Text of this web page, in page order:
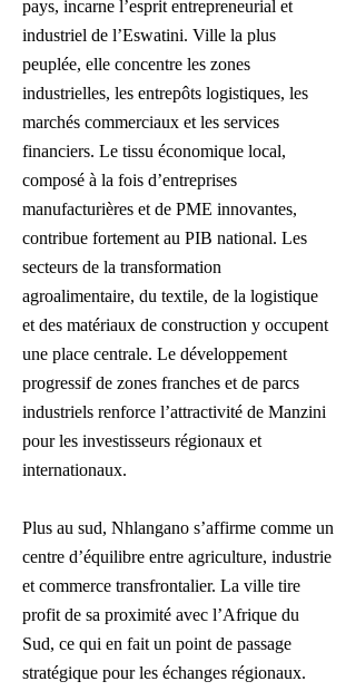
pays, incarne l’esprit entrepreneurial et
industriel de l’Eswatini. Ville la plus
peuplée, elle concentre les zones
industrielles, les entrepôts logistiques, les
marchés commerciaux et les services
financiers. Le tissu économique local,
composé à la fois d’entreprises
manufacturières et de PME innovantes,
contribue fortement au PIB national. Les
secteurs de la transformation
agroalimentaire, du textile, de la logistique
et des matériaux de construction y occupent
une place centrale. Le développement
progressif de zones franches et de parcs
industriels renforce l’attractivité de Manzini
pour les investisseurs régionaux et
internationaux.
Plus au sud, Nhlangano s’affirme comme un
centre d’équilibre entre agriculture, industrie
et commerce transfrontalier. La ville tire
profit de sa proximité avec l’Afrique du
Sud, ce qui en fait un point de passage
stratégique pour les échanges régionaux.